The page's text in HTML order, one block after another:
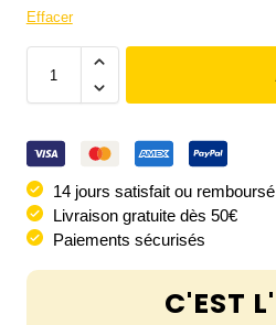
Effacer
14 jours satisfait ou remboursé
Livraison gratuite dès 50€
Paiements sécurisés
C'EST